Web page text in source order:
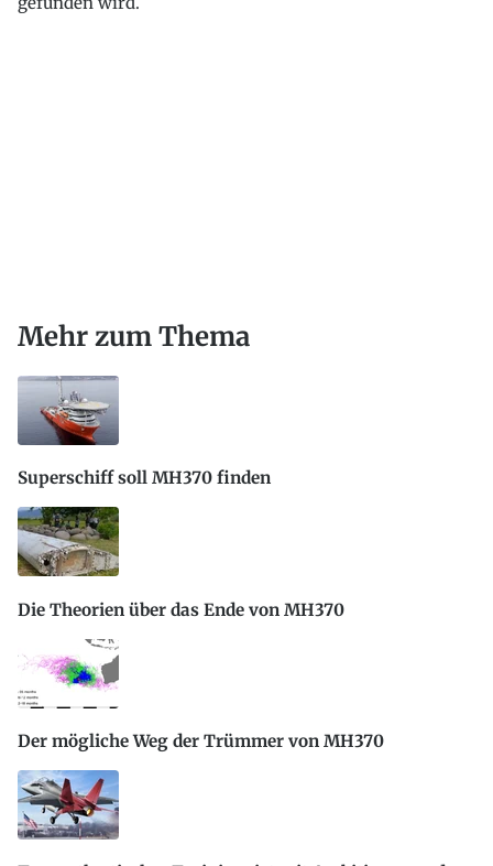
Mehr zum Thema
Superschiff soll MH370 finden
Die Theorien über das Ende von MH370
Der mögliche Weg der Trümmer von MH370